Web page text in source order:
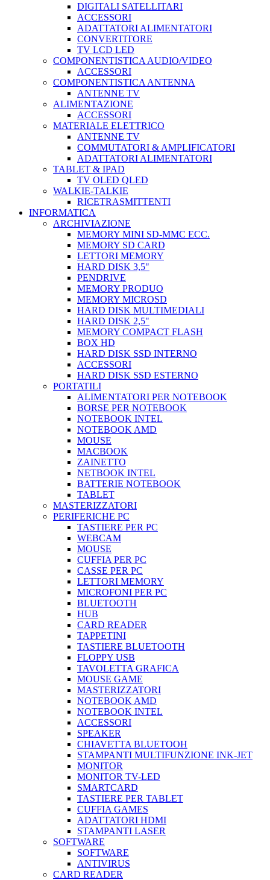
DIGITALI SATELLITARI
ACCESSORI
ADATTATORI ALIMENTATORI
CONVERTITORE
TV LCD LED
COMPONENTISTICA AUDIO/VIDEO
ACCESSORI
COMPONENTISTICA ANTENNA
ANTENNE TV
ALIMENTAZIONE
ACCESSORI
MATERIALE ELETTRICO
ANTENNE TV
COMMUTATORI & AMPLIFICATORI
ADATTATORI ALIMENTATORI
TABLET & IPAD
TV OLED QLED
WALKIE-TALKIE
RICETRASMITTENTI
INFORMATICA
ARCHIVIAZIONE
MEMORY MINI SD-MMC ECC.
MEMORY SD CARD
LETTORI MEMORY
HARD DISK 3,5"
PENDRIVE
MEMORY PRODUO
MEMORY MICROSD
HARD DISK MULTIMEDIALI
HARD DISK 2,5"
MEMORY COMPACT FLASH
BOX HD
HARD DISK SSD INTERNO
ACCESSORI
HARD DISK SSD ESTERNO
PORTATILI
ALIMENTATORI PER NOTEBOOK
BORSE PER NOTEBOOK
NOTEBOOK INTEL
NOTEBOOK AMD
MOUSE
MACBOOK
ZAINETTO
NETBOOK INTEL
BATTERIE NOTEBOOK
TABLET
MASTERIZZATORI
PERIFERICHE PC
TASTIERE PER PC
WEBCAM
MOUSE
CUFFIA PER PC
CASSE PER PC
LETTORI MEMORY
MICROFONI PER PC
BLUETOOTH
HUB
CARD READER
TAPPETINI
TASTIERE BLUETOOTH
FLOPPY USB
TAVOLETTA GRAFICA
MOUSE GAME
MASTERIZZATORI
NOTEBOOK AMD
NOTEBOOK INTEL
ACCESSORI
SPEAKER
CHIAVETTA BLUETOOH
STAMPANTI MULTIFUNZIONE INK-JET
MONITOR
MONITOR TV-LED
SMARTCARD
TASTIERE PER TABLET
CUFFIA GAMES
ADATTATORI HDMI
STAMPANTI LASER
SOFTWARE
SOFTWARE
ANTIVIRUS
CARD READER